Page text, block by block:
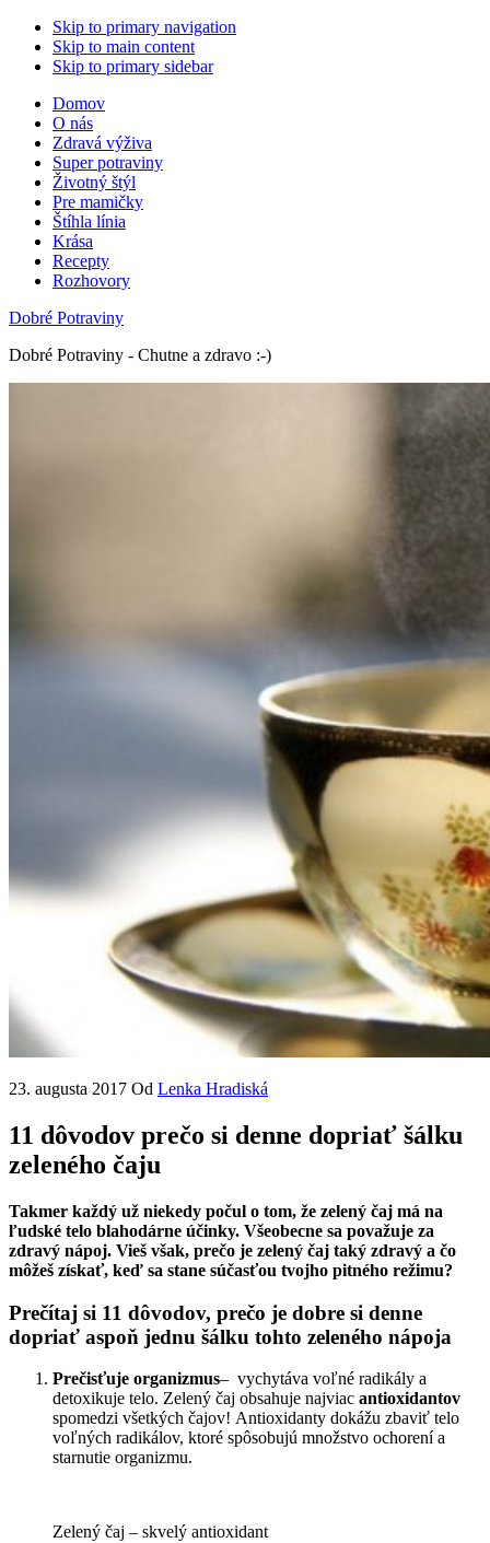
Skip to primary navigation
Skip to main content
Skip to primary sidebar
Domov
O nás
Zdravá výživa
Super potraviny
Životný štýl
Pre mamičky
Štíhla línia
Krása
Recepty
Rozhovory
Dobré Potraviny
Dobré Potraviny - Chutne a zdravo :-)
23. augusta 2017 Od Lenka Hradiská
11 dôvodov prečo si denne dopriať šálku
zeleného čaju
Takmer každý už niekedy počul o tom, že zelený čaj má na
ľudské telo blahodárne účinky. Všeobecne sa považuje za
zdravý nápoj. Vieš však, prečo je zelený čaj taký zdravý a čo
môžeš získať, keď sa stane súčasťou tvojho pitného režimu?
Prečítaj si 11 dôvodov, prečo je dobre si denne
dopriať aspoň jednu šálku tohto zeleného nápoja
Prečisťuje organizmus– vychytáva voľné radikály a
detoxikuje telo. Zelený čaj obsahuje najviac antioxidantov
spomedzi všetkých čajov! Antioxidanty dokážu zbaviť telo
voľných radikálov, ktoré spôsobujú množstvo ochorení a
starnutie organizmu.
Zelený čaj – skvelý antioxidant